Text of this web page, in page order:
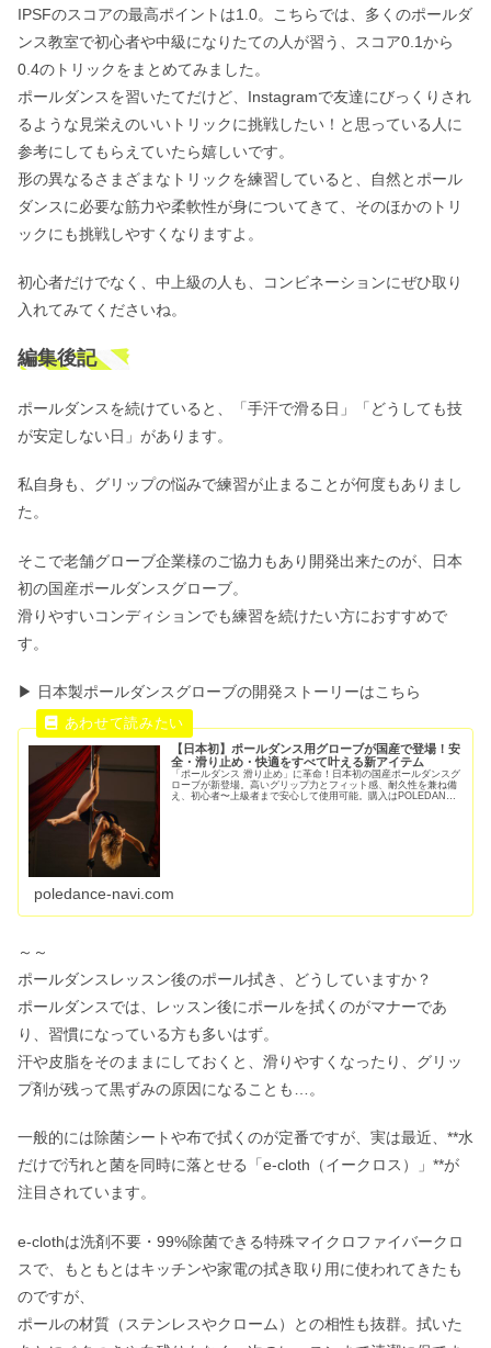
IPSFのスコアの最高ポイントは1.0。こちらでは、多くのポールダ
ンス教室で初心者や中級になりたての人が習う、スコア0.1から
0.4のトリックをまとめてみました。
ポールダンスを習いたてだけど、Instagramで友達にびっくりされ
るような見栄えのいいトリックに挑戦したい！と思っている人に
参考にしてもらえていたら嬉しいです。
形の異なるさまざまなトリックを練習していると、自然とポール
ダンスに必要な筋力や柔軟性が身についてきて、そのほかのトリ
ックにも挑戦しやすくなりますよ。
初心者だけでなく、中上級の人も、コンビネーションにぜひ取り
入れてみてくださいね。
編集後記
ポールダンスを続けていると、「手汗で滑る日」「どうしても技
が安定しない日」があります。
私自身も、グリップの悩みで練習が止まることが何度もありまし
た。
そこで老舗グローブ企業様のご協力もあり開発出来たのが、日本
初の国産ポールダンスグローブ。
滑りやすいコンディションでも練習を続けたい方におすすめで
す。
▶ 日本製ポールダンスグローブの開発ストーリーはこちら
【日本初】ポールダンス用グローブが国産で登場！安
全・滑り止め・快適をすべて叶える新アイテム
「ポールダンス 滑り止め」に革命！日本初の国産ポールダンスグ
ローブが新登場。高いグリップ力とフィット感、耐久性を兼ね備
え、初心者〜上級者まで安心して使用可能。購入はPOLEDANCE
poledance-navi.com
～～
ポールダンスレッスン後のポール拭き、どうしていますか？
ポールダンスでは、レッスン後にポールを拭くのがマナーであ
り、習慣になっている方も多いはず。
汗や皮脂をそのままにしておくと、滑りやすくなったり、グリッ
プ剤が残って黒ずみの原因になることも…。
一般的には除菌シートや布で拭くのが定番ですが、実は最近、**水
だけで汚れと菌を同時に落とせる「e-cloth（イークロス）」**が
注目されています。
e-clothは洗剤不要・99%除菌できる特殊マイクロファイバークロ
スで、もともとはキッチンや家電の拭き取り用に使われてきたも
のですが、
ポールの材質（ステンレスやクローム）との相性も抜群。拭いた